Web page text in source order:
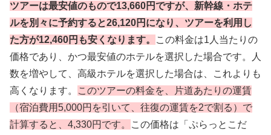
ツアーは最安値のもので13,660円ですが、新幹線・ホテ
ルを別々に予約すると26,120円になり、ツアーを利用し
た方が12,460円も安くなります。
この料金は1人当たりの
価格であり、かつ最安値のホテルを選択した場合です。人
数を増やして、高級ホテルを選択した場合は、これよりも
高くなります。
このツアーの料金を、片道あたりの運賃
（宿泊費用5,000円を引いて、往復の運賃を2で割る）で
計算すると、4,330円です。
この価格は「ぷらっとこだ